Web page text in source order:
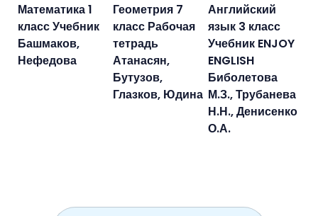
Математика 1
класс Учебник
Башмаков,
Нефедова
Геометрия 7
класс Рабочая
тетрадь
Атанасян,
Бутузов,
Глазков, Юдина
Английский
язык 3 класс
Учебник ENJOY
ENGLISH
Биболетова
М.З., Трубанева
Н.Н., Денисенко
О.А.